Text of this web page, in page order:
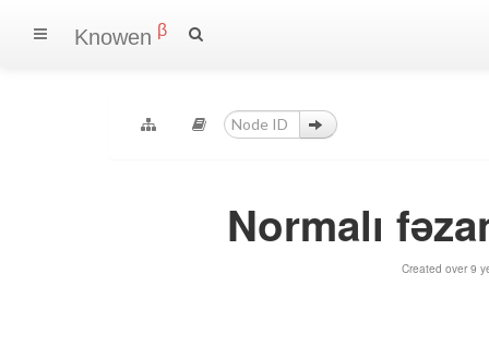
Knowen β
Normalı
Created over 9